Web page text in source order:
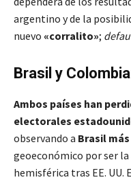
argentino y de la
nuevo «corralito»;
Brasil y
Ambos países han
electorales
observando a Brasil
geoeconómico por ser
hemisférica tras EE. UU.